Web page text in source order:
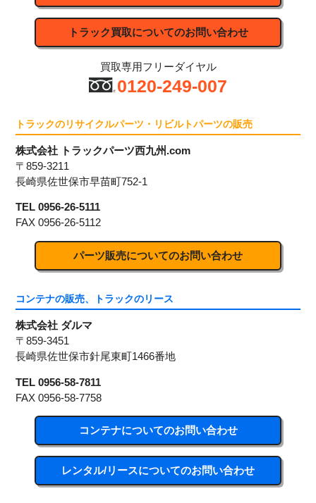
トラック買取についてのお問い合わせ
買取専用フリーダイヤル
0120-249-007
トラックのリサイクルパーツ・リビルトパーツの販売
株式会社 トラックパーツ西九州.com
〒859-3211
長崎県佐世保市早苗町752-1
TEL 0956-26-5111
FAX 0956-26-5112
パーツ販売についてのお問い合わせ
コンテナの販売、トラックのリース
株式会社 ダルマ
〒859-3451
長崎県佐世保市針尾東町1466番地
TEL 0956-58-7811
FAX 0956-58-7758
コンテナについてのお問い合わせ
レンタル/リースについてのお問い合わせ